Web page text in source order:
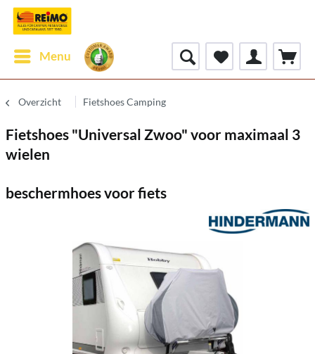
Menu
Overzicht Fietshoes Camping
Fietshoes "Universal Zwoo" voor maximaal 3
wielen
beschermhoes voor fiets